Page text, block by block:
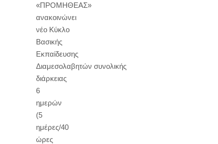
«ΠΡΟΜΗΘΕΑΣ»
ανακοινώνει
νέο Κύκλο
Βασικής
Εκπαίδευσης
Διαμεσολαβητών συνολικής
διάρκειας
6
ημερών
(5
ημέρες/40
ώρες